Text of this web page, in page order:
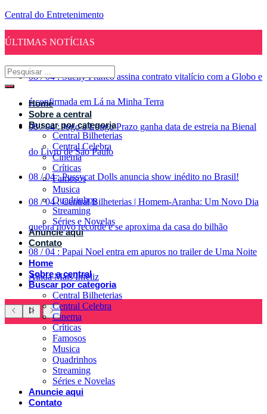
Central do Entretenimento
ÚLTIMAS NOTÍCIAS
08 / 04 : Suelly Franco assina contrato vitalício com a Globo e
é confirmada em Lá na Minha Terra
08 / 04 : Jogo a Longo Prazo ganha data de estreia na Bienal
do Livro de São Paulo
08 / 04 : Pussycat Dolls anuncia show inédito no Brasil!
08 / 04 : Central Bilheterias | Homem-Aranha: Um Novo Dia
quebra novo recorde e se aproxima da casa do bilhão
08 / 04 : Papai Noel entra em apuros no trailer de Uma Noite
Ainda Mais Infeliz
Home
Sobre a central
Buscar por categoria
Central Bilheterias
Central Celebra
Cinema
Críticas
Famosos
Musica
Quadrinhos
Streaming
Séries e Novelas
Anuncie aqui
Contato
Home
Sobre a central
Buscar por categoria
Central Bilheterias
Central Celebra
Cinema
Críticas
Famosos
Musica
Quadrinhos
Streaming
Séries e Novelas
Anuncie aqui
Contato